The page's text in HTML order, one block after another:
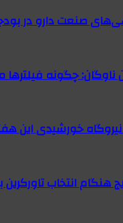
در بودجه ۱۴۰۶؛ اصلاح بانک سپه در
ناوگان: چگونه